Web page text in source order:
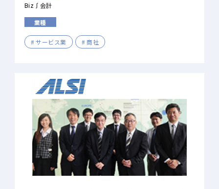
Biz∫会計
業種
サービス業 商社